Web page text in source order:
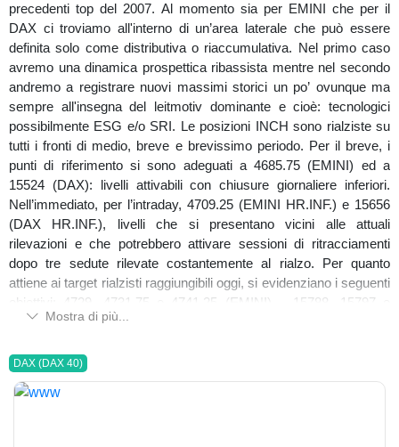
precedenti top del 2007. Al momento sia per EMINI che per il
DAX ci troviamo all'interno di un’area laterale che può essere
definita solo come distributiva o riaccumulativa. Nel primo caso
avremo una dinamica prospettica ribassista mentre nel secondo
andremo a registrare nuovi massimi storici un po’ ovunque ma
sempre all'insegna del leitmotiv dominante e cioè: tecnologici
possibilmente ESG e/o SRI. Le posizioni INCH sono rialziste su
tutti i fronti di medio, breve e brevissimo periodo. Per il breve, i
punti di riferimento si sono adeguati a 4685.75 (EMINI) ed a
15524 (DAX): livelli attivabili con chiusure giornaliere inferiori.
Nell’immediato, per l’intraday, 4709.25 (EMINI HR.INF.) e 15656
(DAX HR.INF.), livelli che si presentano vicini alle attuali
rilevazioni e che potrebbero attivare sessioni di ritracciamenti
dopo tre sedute rilevate costantemente al rialzo. Per quanto
attiene ai target rialzisti raggiungibili oggi, si evidenziano i seguenti
obiettivi: 4729, 4731.75 e 4741.25 (EMINI) – 15788, 15797 e
15827 (DAX). In caso di attivazione degli stop ci attendiamo fin
4700.50 e 4687.05 (EMINI) – 15640, 15594 e 15568 (DAX).
Buona settimana a tutti da
Mostra di più...
DAX (DAX 40)